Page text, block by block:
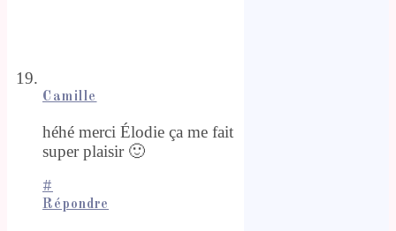
Camille
héhé merci Élodie ça me fait
super plaisir 🙂
#
Répondre